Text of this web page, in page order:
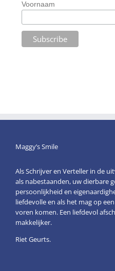
Voornaam
Maggy’s Smile
Als Schrijver en Verteller in de
als nabestaanden, uw dierbare
persoonlijkheid en
liefdevolle en als het mag op
voren komen. Een liefdevol
makkelijker.
Riet Geurts.